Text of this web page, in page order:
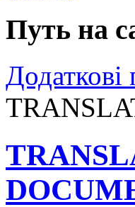
Путь на
Додаткові